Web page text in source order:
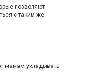
позволяют
с таким же
мамам укладывать